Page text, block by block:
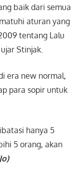
baik dari semua
aturan yang
tentang Lalu
Stinjak.
era new normal,
para sopir untuk
hanya 5
5 orang, akan